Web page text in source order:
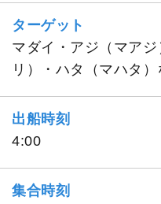
ターゲット
マダイ・アジ（マア
リ）・ハタ（マハタ）
出船時刻
4:00
集合時刻